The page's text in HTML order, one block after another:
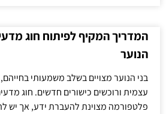
המדריך המקיף לפיתוח חוג
הנוער
בני הנוער מצויים בשלב משמעותי
עצמית ורוכשים כישורים חדשים. חוג
פלטפורמה מצוינת להעברת ידע, אך יש